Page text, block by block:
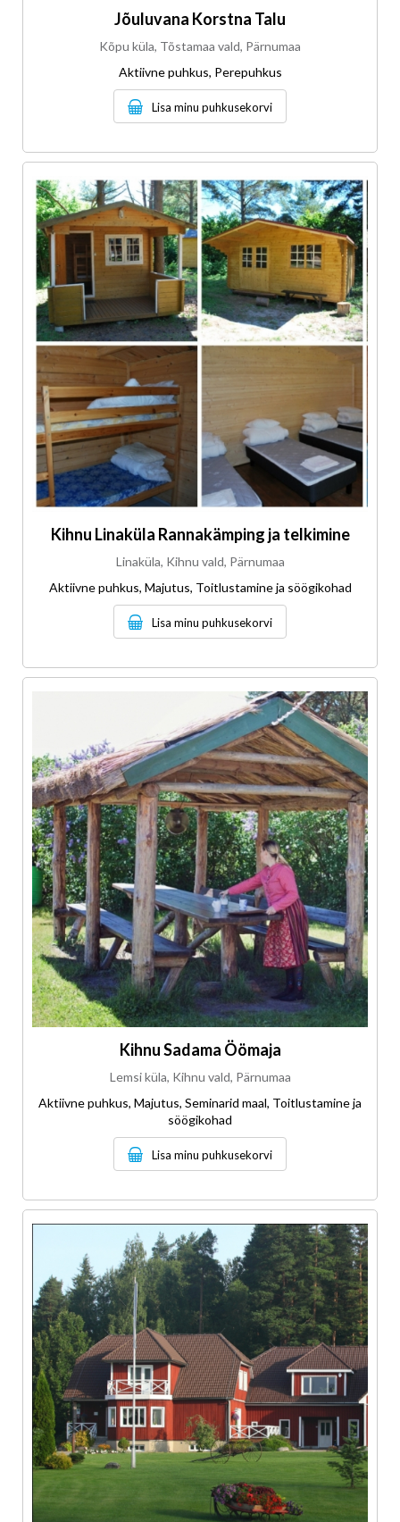
Jõuluvana Korstna Talu
Kõpu küla, Tõstamaa vald, Pärnumaa
Aktiivne puhkus, Perepuhkus
Lisa minu puhkusekorvi
Kihnu Linaküla Rannakämping ja telkimine
Linaküla, Kihnu vald, Pärnumaa
Aktiivne puhkus, Majutus, Toitlustamine ja söögikohad
Lisa minu puhkusekorvi
Kihnu Sadama Öömaja
Lemsi küla, Kihnu vald, Pärnumaa
Aktiivne puhkus, Majutus, Seminarid maal, Toitlustamine ja
söögikohad
Lisa minu puhkusekorvi